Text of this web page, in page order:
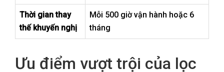
Thời gian thay
thế khuyến nghị
Mỗi 500 giờ vận hành hoặc 6
tháng
Ưu điểm vượt trội của lọc